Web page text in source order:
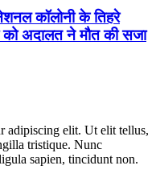
कॉलोनी के तिहरे
को अदालत ने मौत की सजा
adipiscing elit. Ut elit tellus,
tristique. Nunc
sapien, tincidunt non.